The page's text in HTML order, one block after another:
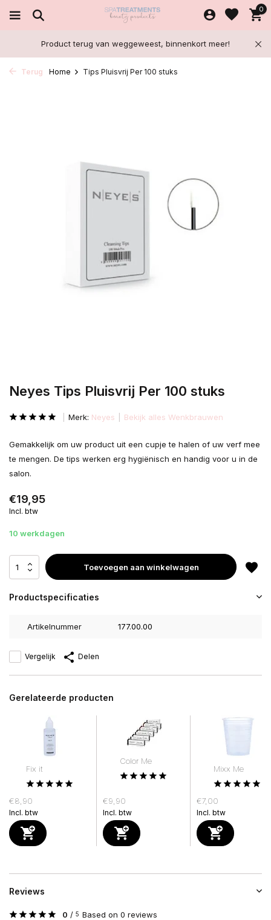
0
Product terug van weggeweest, binnenkort meer!
Terug Home Tips Pluisvrij Per 100 stuks
Neyes Tips Pluisvrij Per 100 stuks
Merk: Neyes Bekijk alles Wenkbrauwen
Gemakkelijk om uw product uit een cupje te halen of uw verf mee
te mengen. De tips werken erg hygiënisch en handig voor u in de
salon.
€19,95
Incl. btw
10 werkdagen
Toevoegen aan winkelwagen
Productspecificaties
Artikelnummer 177.00.00
Vergelijk Delen
Gerelateerde producten
Fix it
€8,90
Incl. btw
Color Me
€9,90
Incl. btw
Mixx Me
€7,00
Incl. btw
Reviews
0 / 5 Based on 0 reviews